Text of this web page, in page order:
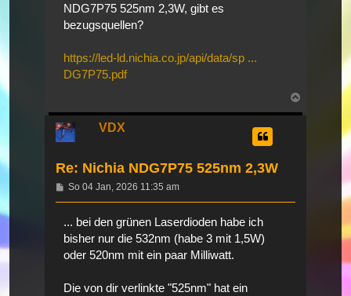
NDG7P75 525nm 2,3W, gibt es
bezugsquellen?
https://led-ld.nichia.co.jp/api/data/sp ...
DG7P75.pdf
VDX
Re: Nichia NDG7P75 525nm 2,3W
Beitrag
So 04 Jan, 2026 11:35 am
... bei den grünen Laserdioden habe ich
bisher nur die 532nm (habe 3 mit 1,5W)
oder 520nm mit ein paar Milliwatt.
Die von dir verlinkte "525nm" hat ein